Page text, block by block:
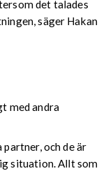
det talades
säger Hakan
med andra
och de är
situation. Allt som